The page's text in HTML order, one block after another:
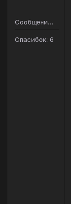
Сообщений: 16
Спасибок: 6